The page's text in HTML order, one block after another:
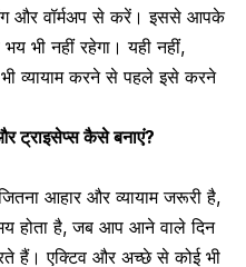
और वॉर्मअप से करें। इससे आपके
भी नहीं रहेगा। यही नहीं,
व्यायाम करने से पहले इसे करने
ट्राइसेप्स कैसे बनाएं?
आहार और व्यायाम जरूरी है,
होता है, जब आप आने वाले दिन
हैं। एक्टिव और अच्छे से कोई भी